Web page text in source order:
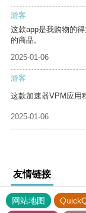
游客
这款app是我购物的
的商品。
2025-01-06
游客
这款加速器VPM应用
2025-01-06
友情链接
网站地图